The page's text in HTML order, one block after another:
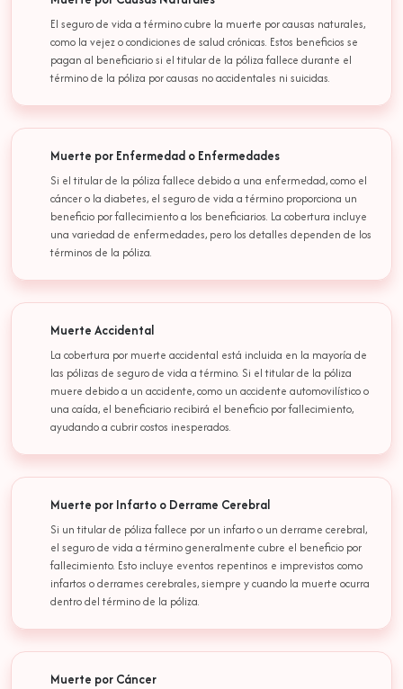
El seguro de vida a término cubre la muerte por causas naturales,
como la vejez o condiciones de salud crónicas. Estos beneficios se
pagan al beneficiario si el titular de la póliza fallece durante el
término de la póliza por causas no accidentales ni suicidas.
Muerte por Enfermedad o Enfermedades
Si el titular de la póliza fallece debido a una enfermedad, como el
cáncer o la diabetes, el seguro de vida a término proporciona un
beneficio por fallecimiento a los beneficiarios. La cobertura incluye
una variedad de enfermedades, pero los detalles dependen de los
términos de la póliza.
Muerte Accidental
La cobertura por muerte accidental está incluida en la mayoría de
las pólizas de seguro de vida a término. Si el titular de la póliza
muere debido a un accidente, como un accidente automovilístico o
una caída, el beneficiario recibirá el beneficio por fallecimiento,
ayudando a cubrir costos inesperados.
Muerte por Infarto o Derrame Cerebral
Si un titular de póliza fallece por un infarto o un derrame cerebral,
el seguro de vida a término generalmente cubre el beneficio por
fallecimiento. Esto incluye eventos repentinos e imprevistos como
infartos o derrames cerebrales, siempre y cuando la muerte ocurra
dentro del término de la póliza.
Muerte por Cáncer